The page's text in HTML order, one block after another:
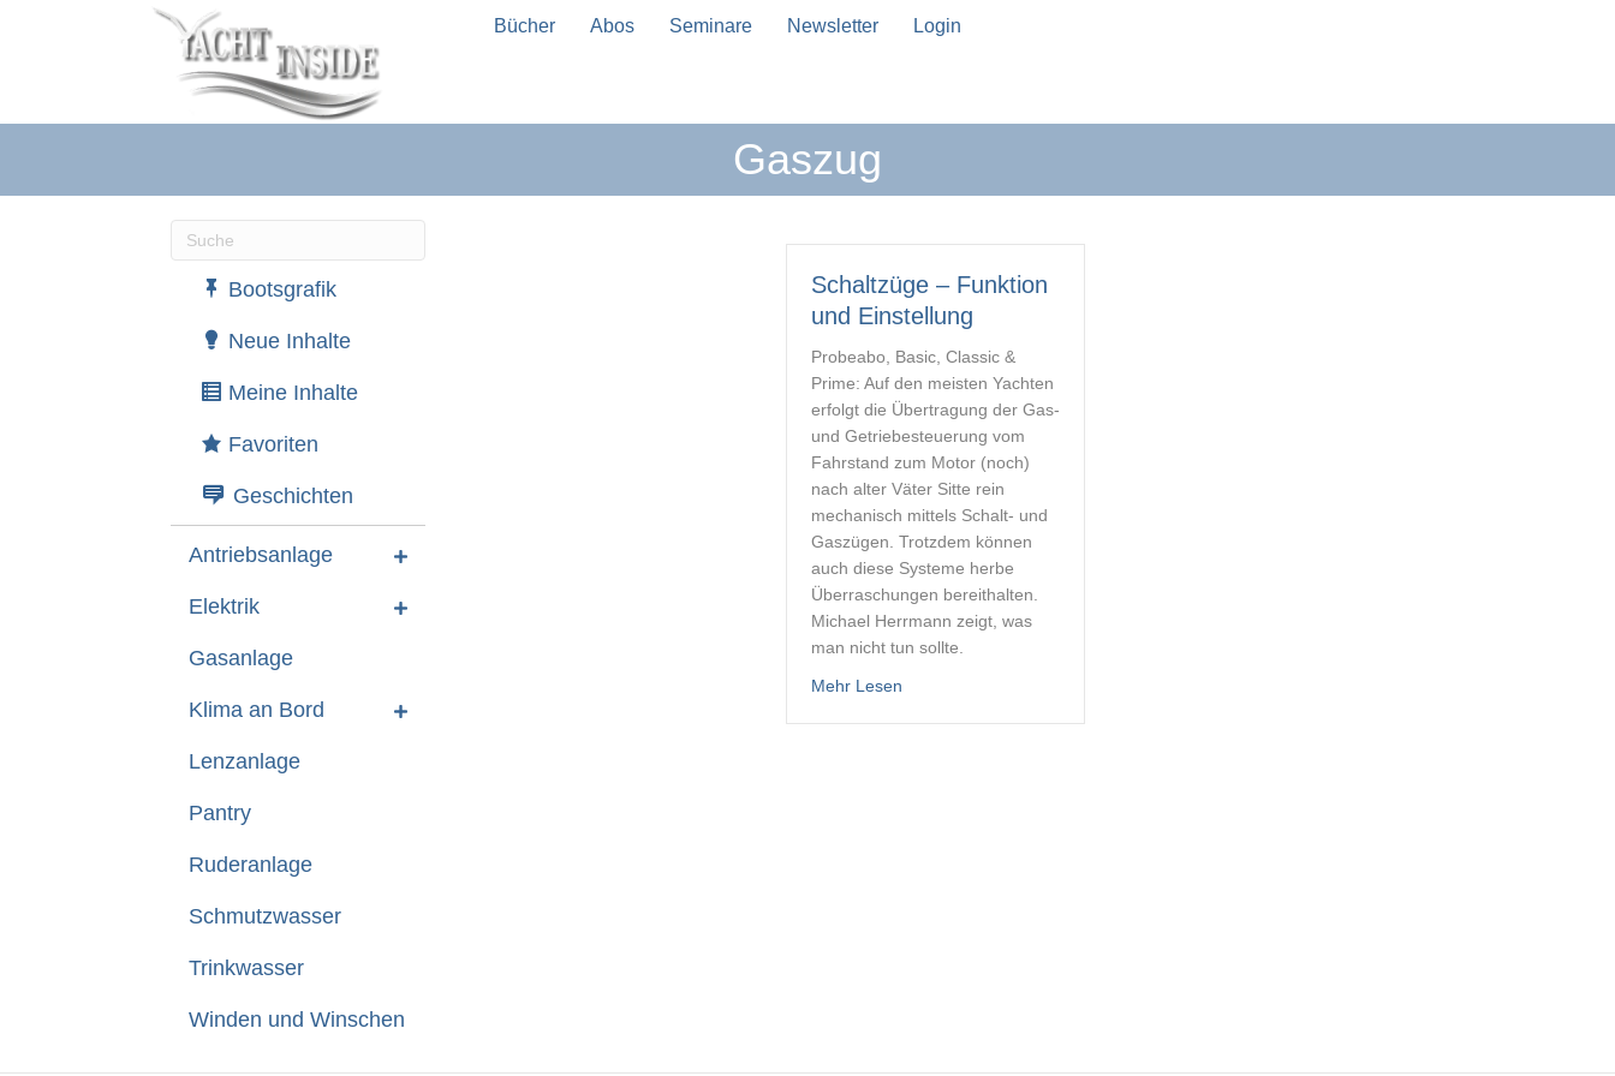
Bücher Abos Seminare Newsletter Login
Gaszug
Wenn die Ergebnisse der automatischen Vervollständigung verfügbar sind, benutze die Pfeile nach oben und unten, um sie zu überprüfen, und die
Bootsgrafik
Neue Inhalte
Meine Inhalte
Favoriten
Geschichten
Antriebsanlage
Elektrik
Gasanlage
Klima an Bord
Lenzanlage
Pantry
Ruderanlage
Schmutzwasser
Trinkwasser
Winden und Winschen
Schaltzüge – Funktion
und Einstellung
Probeabo, Basic, Classic &
Prime: Auf den meisten Yachten
erfolgt die Übertragung der Gas-
und Getriebesteuerung vom
Fahrstand zum Motor (noch)
nach alter Väter Sitte rein
mechanisch mittels Schalt- und
Gaszügen. Trotzdem können
auch diese Systeme herbe
Überraschungen bereithalten.
Michael Herrmann zeigt, was
man nicht tun sollte.
Mehr Lesenabout Schaltzüge – Funktion und Einstellung